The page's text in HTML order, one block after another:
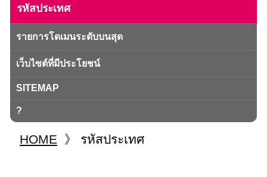
รหัสประเทศ
รายการโดเมนระดับบนสุด
เว็บไซต์ที่มีประโยชน์
SITEMAP
?
HOME 》 รหัสประเทศ